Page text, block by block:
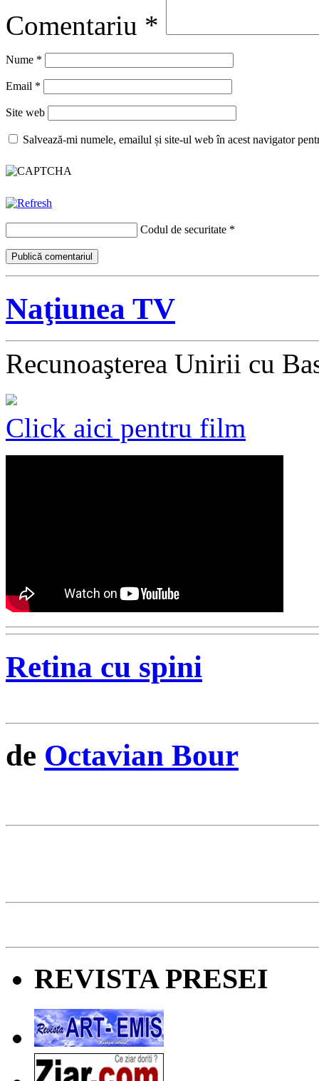
Comentariu *
Nume *
Email *
Site web
Salvează-mi numele, emailul și site-ul web în acest navigator
Codul de securitate *
Naţiunea TV
Recunoaşterea Unirii cu
Click aici pentru film
Retina cu spini
de Octavian Bour
REVISTA PRESEI